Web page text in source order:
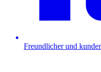
Freundlicher und